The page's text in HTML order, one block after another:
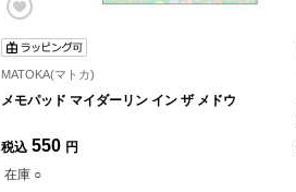
MATOKA(マトカ)
メモパッド マイダーリン イン ザ メドウ
税込 550 円
在庫 ○